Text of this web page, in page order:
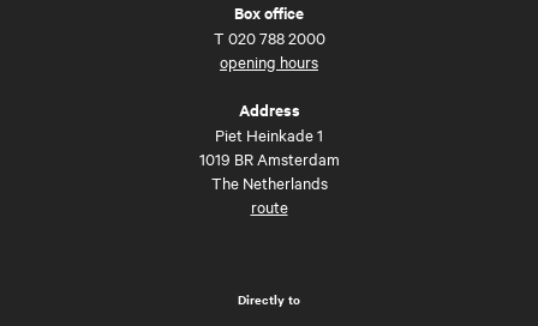
Box office
T 020 788 2000
opening hours
Address
Piet Heinkade 1
1019 BR Amsterdam
The Netherlands
route
Directly to